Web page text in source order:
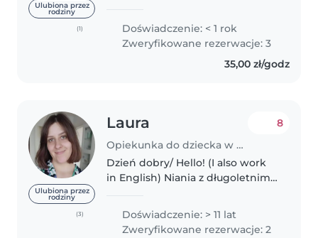
Ulubiona przez
rodziny
(1)
children. I have experience
looking after babies, toddlers,
and kids under 7 years old
Doświadczenie: < 1 rok
Zweryfikowane rezerwacje: 3
35,00 zł/godz
Ulubiona przez
rodziny
(3)
Laura
Opiekunka do dziecka w Gdańsk
8
Dzień dobry/ Hello! (I also work
in English) Niania z długoletnim
rozpoczęłam w 2012 roku. W
międzyczasie zdobyłam wiele
Doświadczenie: > 11 lat
Zweryfikowane rezerwacje: 2